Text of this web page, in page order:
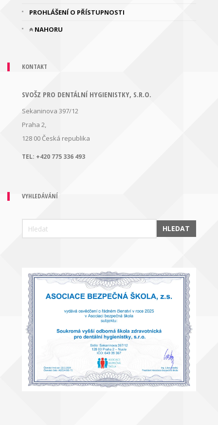
PROHLÁŠENÍ O PŘÍSTUPNOSTI
NAHORU
KONTAKT
SVOŠZ PRO DENTÁLNÍ HYGIENISTKY, S.R.O.
Sekaninova 397/12
Praha 2,
128 00 Česká republika
TEL: +420 775 336 493
VYHLEDÁVÁNÍ
HLEDAT